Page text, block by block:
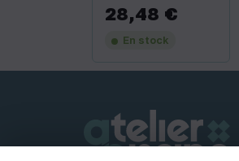
Prix
28,48 €
En stock